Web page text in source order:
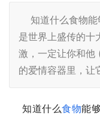
知道什么食物能
是世界上盛传的十
激，一定让你和他
的爱情容器里，让
知道什么食物能